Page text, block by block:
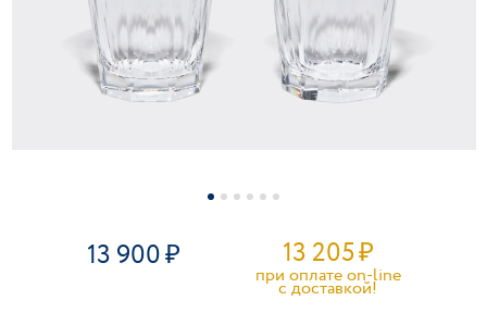
13 900 13 205₽
при оплате on-line
c доставкой!